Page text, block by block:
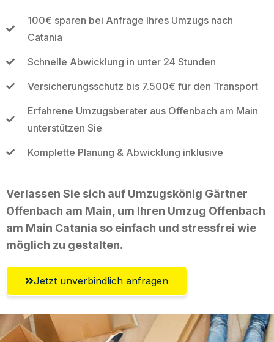
100€ sparen bei Anfrage Ihres Umzugs nach
Catania
Schnelle Abwicklung in unter 24 Stunden
Versicherungsschutz bis 7.500€ für den Transport
Erfahrene Umzugsberater aus Offenbach am Main
unterstützen Sie
Komplette Planung & Abwicklung inklusive
Verlassen Sie sich auf Umzugskönig Gärtner
Offenbach am Main, um Ihren Umzug Offenbach
am Main Catania so einfach und stressfrei wie
möglich zu gestalten.
Jetzt unverbindlich anfragen